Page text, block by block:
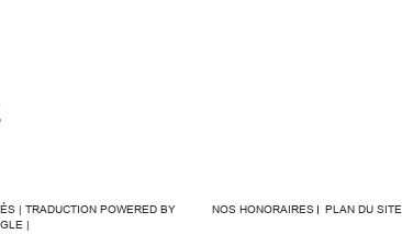
| TRADUCTION POWERED BY
|
NOS HONORAIRES PLAN DU SITE